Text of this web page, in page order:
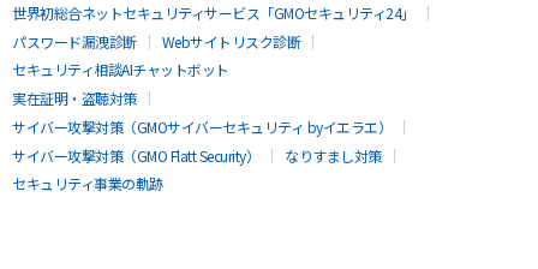
世界初総合ネットセキュリティサービス「GMOセキュリティ24」
パスワード漏洩診断
Webサイトリスク診断
セキュリティ相談AIチャットボット
実在証明・盗聴対策
サイバー攻撃対策（GMOサイバーセキュリティ byイエラエ）
サイバー攻撃対策（GMO Flatt Security）
なりすまし対策
セキュリティ事業の軌跡